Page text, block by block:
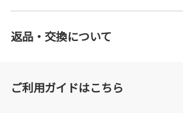
返品・交換について
ご利用ガイドはこちら